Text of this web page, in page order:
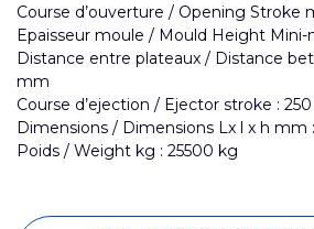
Course d’ouverture / Opening Stroke
Epaisseur moule / Mould Height
Distance entre plateaux / Distance
mm
Course d’ejection / Ejector stroke :
Dimensions / Dimensions Lx l x h mm
Poids / Weight kg : 25500 kg